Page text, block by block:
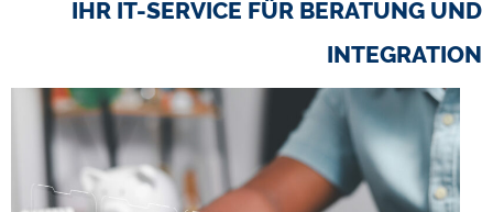
IHR IT-SERVICE FÜR BERATUNG UND
INTEGRATION